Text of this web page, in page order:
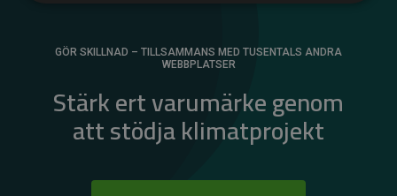
GÖR SKILLNAD – TILLSAMMANS MED TUSENTALS ANDRA
WEBBPLATSER
Stärk ert varumärke genom
att stödja klimatprojekt